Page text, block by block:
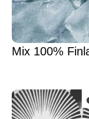
Mix 100%